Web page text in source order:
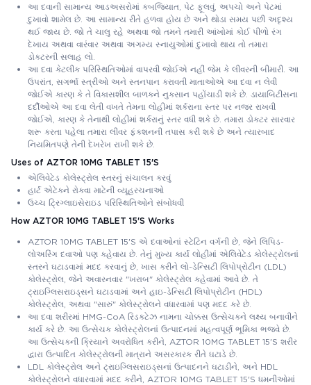
આ દવાની સામાન્ય આડઅસરોમાં કબજિયાત, પેટ ફૂલવું, અપચો અને પેટમાં
દુખાવો શામેલ છે. આ સામાન્ય રીતે હળવા હોય છે અને થોડા સમય પછી અદૃશ્ય
થઈ જાય છે. જો તે ચાલુ રહે અથવા જો તમને તમારી આંખોમાં કોઈ પીળો રંગ
દેખાય અથવા વારંવાર અથવા અગમ્ય સ્નાયુઓમાં દુખાવો થાય તો તમારા
ડોક્ટરની સલાહ લો.
આ દવા કેટલીક પરિસ્થિતિઓમાં વાપરવી જોઈએ નહીં જેમ કે લીવરની બીમારી. આ
ઉપરાંત, સગર્ભા સ્ત્રીઓ અને સ્તનપાન કરાવતી માતાઓએ આ દવા ન લેવી
જોઈએ કારણ કે તે વિકાસશીલ બાળકને નુકસાન પહોંચાડી શકે છે. ડાયાબિટીસના
દર્દીઓએ આ દવા લેતી વખતે તેમના લોહીમાં શર્કરાના સ્તર પર નજર રાખવી
જોઈએ, કારણ કે તેનાથી લોહીમાં શર્કરાનું સ્તર વધી શકે છે. તમારા ડોક્ટર સારવાર
શરૂ કરતા પહેલા તમારા લીવર ફંક્શનની તપાસ કરી શકે છે અને ત્યારબાદ
નિયમિતપણે તેની દેખરેખ રાખી શકે છે.
Uses of AZTOR 10MG TABLET 15'S
એલિવેટેડ કોલેસ્ટ્રોલ સ્તરનું સંચાલન કરવું
હાર્ટ એટેકને રોકવા માટેની વ્યૂહરચનાઓ
ઉચ્ચ ટ્રિગ્લાઇસેરાઇડ પરિસ્થિતિઓને સંબોધવી
How AZTOR 10MG TABLET 15'S Works
AZTOR 10MG TABLET 15'S એ દવાઓનાં સ્ટેટિન વર્ગની છે, જેને લિપિડ-
લોઅરિંગ દવાઓ પણ કહેવાય છે. તેનું મુખ્ય કાર્ય લોહીમાં એલિવેટેડ કોલેસ્ટ્રોલનાં
સ્તરને ઘટાડવામાં મદદ કરવાનું છે, ખાસ કરીને લો-ડેન્સિટી લિપોપ્રોટીન (LDL)
કોલેસ્ટ્રોલ, જેને અવારનવાર "ખરાબ" કોલેસ્ટ્રોલ કહેવામાં આવે છે. તે
ટ્રાઇગ્લિસરાઇડ્સને ઘટાડવામાં અને હાઇ-ડેન્સિટી લિપોપ્રોટીન (HDL)
કોલેસ્ટ્રોલ, અથવા "સારું" કોલેસ્ટ્રોલને વધારવામાં પણ મદદ કરે છે.
આ દવા શરીરમાં HMG-CoA રિડક્ટેઝ નામના ચોક્કસ ઉત્સેચકને લક્ષ્ય બનાવીને
કાર્ય કરે છે. આ ઉત્સેચક કોલેસ્ટ્રોલનાં ઉત્પાદનમાં મહત્વપૂર્ણ ભૂમિકા ભજવે છે.
આ ઉત્સેચકની ક્રિયાને અવરોધિત કરીને, AZTOR 10MG TABLET 15'S શરીર
દ્વારા ઉત્પાદિત કોલેસ્ટ્રોલની માત્રાને અસરકારક રીતે ઘટાડે છે.
LDL કોલેસ્ટ્રોલ અને ટ્રાઇગ્લિસરાઇડ્સનાં ઉત્પાદનને ઘટાડીને, અને HDL
કોલેસ્ટ્રોલને વધારવામાં મદદ કરીને, AZTOR 10MG TABLET 15'S ધમનીઓમાં